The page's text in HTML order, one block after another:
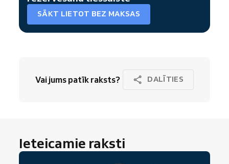
SĀKT LIETOT BEZ MAKSAS
Vai jums patīk raksts? DALĪTIES
Ieteicamie raksti